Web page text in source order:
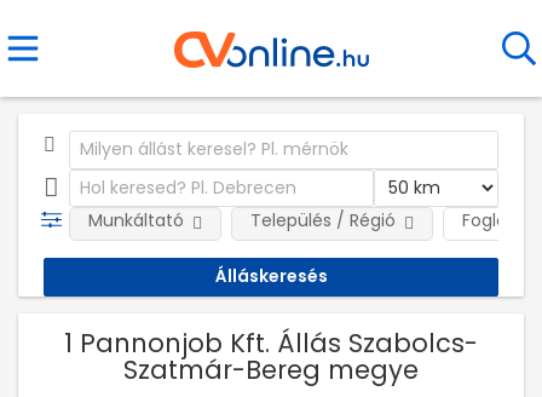
Munkáltató Település / Régió
1 Pannonjob Kft. Állás Szabolcs-
Szatmár-Bereg megye